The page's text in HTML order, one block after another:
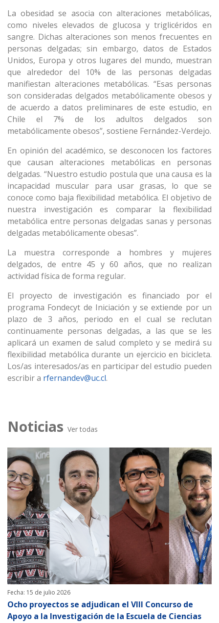
La obesidad se asocia con alteraciones metabólicas,
como niveles elevados de glucosa y triglicéridos en
sangre. Dichas alteraciones son menos frecuentes en
personas delgadas; sin embargo, datos de Estados
Unidos, Europa y otros lugares del mundo, muestran
que alrededor del 10% de las personas delgadas
manifiestan alteraciones metabólicas. “Esas personas
son consideradas delgados metabólicamente obesos y
de acuerdo a datos preliminares de este estudio, en
Chile el 7% de los adultos delgados son
metabólicamente obesos”, sostiene Fernández-Verdejo.
En opinión del académico, se desconocen los factores
que causan alteraciones metabólicas en personas
delgadas. “Nuestro estudio postula que una causa es la
incapacidad muscular para usar grasas, lo que se
conoce como baja flexibilidad metabólica. El objetivo de
nuestra investigación es comparar la flexibilidad
metabólica entre personas delgadas sanas y personas
delgadas metabólicamente obesas”.
La muestra corresponde a hombres y mujeres
delgados, de entre 45 y 60 años, que no realizan
actividad física de forma regular.
El proyecto de investigación es financiado por el
programa Fondecyt de Iniciación y se extiende por un
plazo de 3 años, periodo en el cual se reclutan
continuamente personas delgadas, a las que se les
aplicará un examen de salud completo y se medirá su
flexibilidad metabólica durante un ejercicio en bicicleta.
Los/as interesados/as en participar del estudio pueden
escribir a rfernandev@uc.cl.
Noticias Ver todas
Fecha: 15 de julio 2026
Ocho proyectos se adjudican el VIII Concurso de
Apoyo a la Investigación de la Escuela de Ciencias